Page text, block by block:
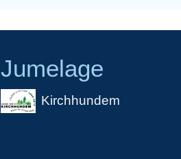
Jumelage
Kirchhundem